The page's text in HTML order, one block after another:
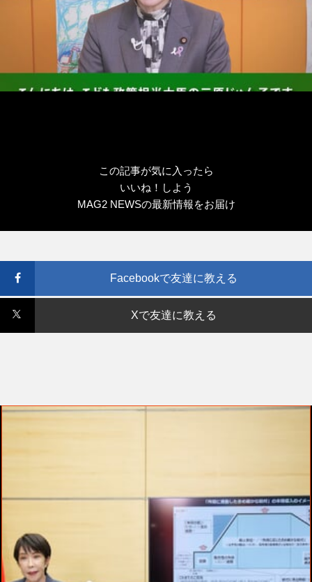
この記事が気に入ったら
いいね！しよう
MAG2 NEWSの最新情報をお届け
Facebookで友達に教える
Xで友達に教える